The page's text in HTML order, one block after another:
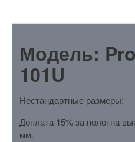
Модель:
101U
Нестандартные размеры:
Доплата 15% за полотна
мм.